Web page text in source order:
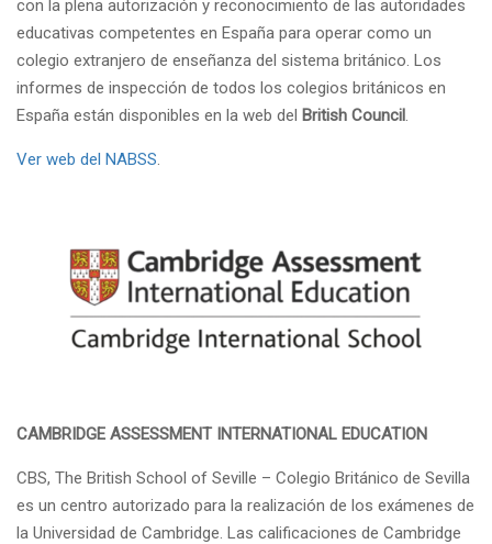
con la plena autorización y reconocimiento de las autoridades
educativas competentes en España para operar como un
colegio extranjero de enseñanza del sistema británico. Los
informes de inspección de todos los colegios británicos en
España están disponibles en la web del British Council.
Ver web del NABSS.
CAMBRIDGE ASSESSMENT INTERNATIONAL EDUCATION
CBS, The British School of Seville – Colegio Británico de Sevilla
es un centro autorizado para la realización de los exámenes de
la Universidad de Cambridge. Las calificaciones de Cambridge